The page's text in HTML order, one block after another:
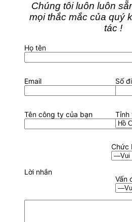
Chúng tôi luôn luôn
mọi thắc mắc của quý
tác !
Họ tên
Email Số
Tên công ty của bạn Tỉnh
Chức
Vấn
Lời nhắn